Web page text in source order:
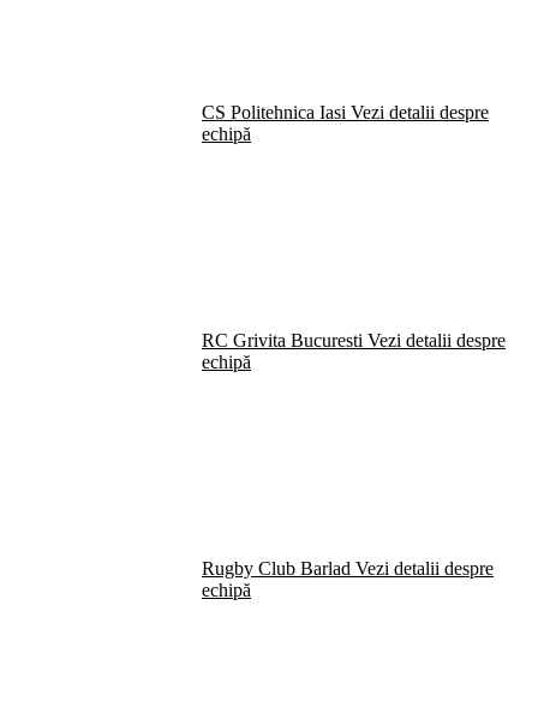
CS Politehnica Iasi Vezi detalii despre
echipă
RC Grivita Bucuresti Vezi detalii despre
echipă
Rugby Club Barlad Vezi detalii despre
echipă